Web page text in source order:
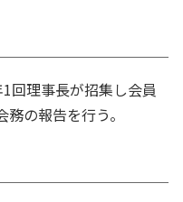
回理事長が招集し会員
の報告を行う。